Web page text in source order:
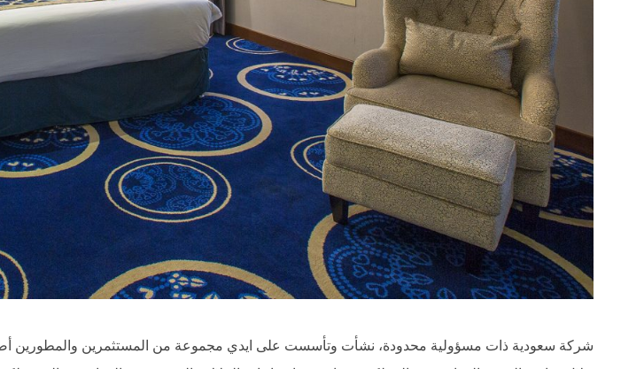
شركة سعودية ذات مسؤولية محدودة، نشأت وتأسست على ايدي مجموعة من المستثمرين والمطورين